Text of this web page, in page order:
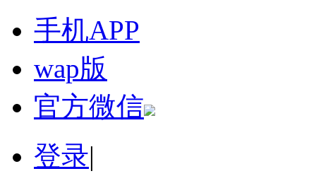
手机APP
wap版
官方微信
登录|